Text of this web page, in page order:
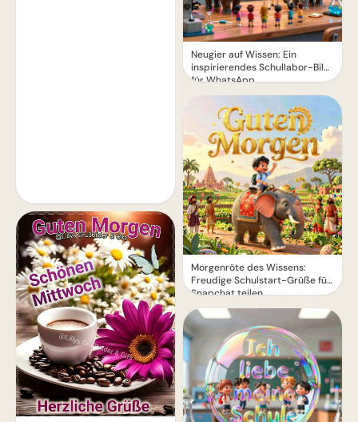
Neugier auf Wissen: Ein
inspirierendes Schullabor-Bild
für WhatsApp
Morgenröte des Wissens:
Freudige Schulstart-Grüße für
Snapchat teilen